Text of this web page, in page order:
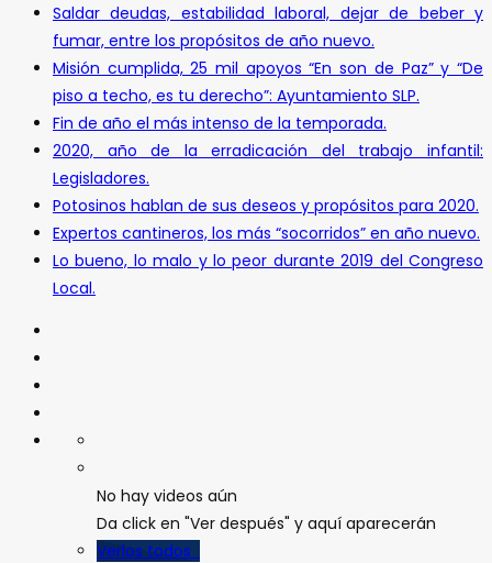
Saldar deudas, estabilidad laboral, dejar de beber y
fumar, entre los propósitos de año nuevo.
Misión cumplida, 25 mil apoyos “En son de Paz” y “De
piso a techo, es tu derecho”: Ayuntamiento SLP.
Fin de año el más intenso de la temporada.
2020, año de la erradicación del trabajo infantil:
Legisladores.
Potosinos hablan de sus deseos y propósitos para 2020.
Expertos cantineros, los más “socorridos” en año nuevo.
Lo bueno, lo malo y lo peor durante 2019 del Congreso
Local.
No hay videos aún
Da click en "Ver después" y aquí aparecerán
Verlos todos